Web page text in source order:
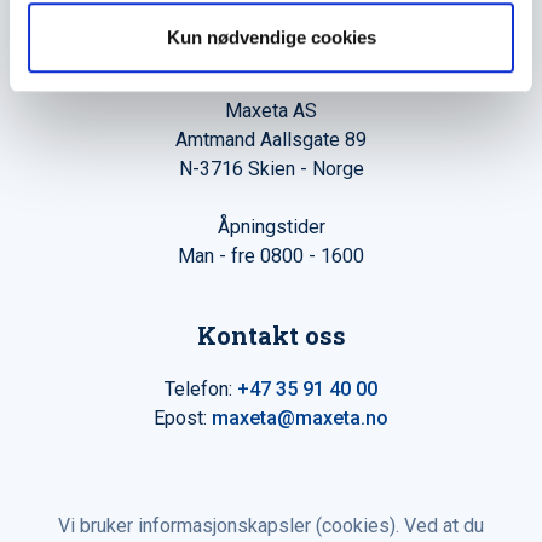
Kun nødvendige cookies
Hovedkontor
Maxeta AS
Amtmand Aallsgate 89
N-3716 Skien - Norge
Åpningstider
Man - fre 0800 - 1600
Kontakt oss
Telefon: +47 35 91 40 00
Epost: maxeta@maxeta.no
Vi bruker informasjonskapsler (cookies). Ved at du